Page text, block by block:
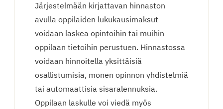
Järjestelmään kirjattavan hinnaston
avulla oppilaiden lukukausimaksut
voidaan laskea opintoihin tai muihin
oppilaan tietoihin perustuen. Hinnastossa
voidaan hinnoitella yksittäisiä
osallistumisia, monen opinnon yhdistelmiä
tai automaattisia sisaralennuksia.
Oppilaan laskulle voi viedä myös